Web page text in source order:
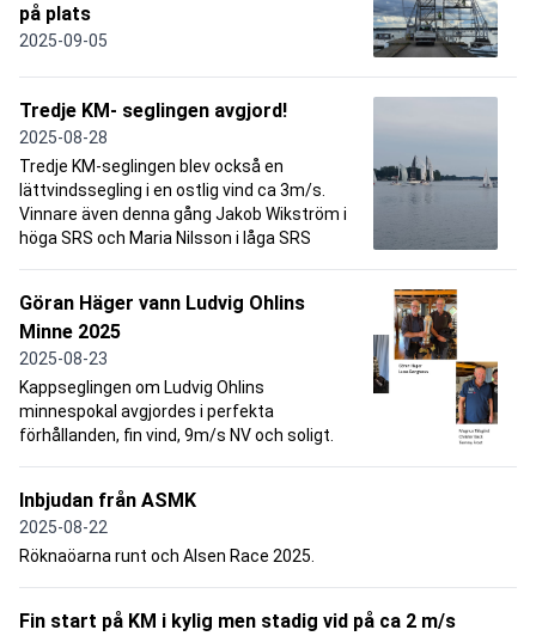
på plats
2025-09-05
Tredje KM- seglingen avgjord!
2025-08-28
Tredje KM-seglingen blev också en
lättvindssegling i en ostlig vind ca 3m/s.
Vinnare även denna gång Jakob Wikström i
höga SRS och Maria Nilsson i låga SRS
Göran Häger vann Ludvig Ohlins
Minne 2025
2025-08-23
Kappseglingen om Ludvig Ohlins
minnespokal avgjordes i perfekta
förhållanden, fin vind, 9m/s NV och soligt.
Inbjudan från ASMK
2025-08-22
Röknaöarna runt och Alsen Race 2025.
Fin start på KM i kylig men stadig vid på ca 2 m/s